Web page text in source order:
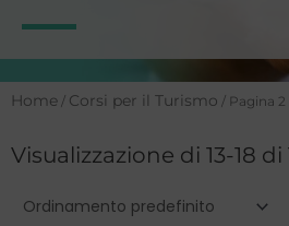
Home / Corsi per il Turismo / Pagina 2
Visualizzazione di 13-18